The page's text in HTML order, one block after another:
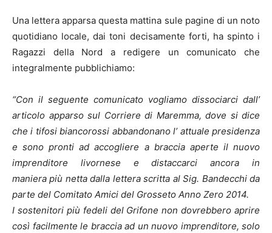
Una lettera apparsa questa mattina sule pagine di un noto
quotidiano locale, dai toni decisamente forti, ha spinto i
Ragazzi della Nord a redigere un comunicato che
integralmente pubblichiamo:
“Con il seguente comunicato vogliamo dissociarci dall’
articolo apparso sul Corriere di Maremma, dove si dice
che i tifosi biancorossi abbandonano l’ attuale presidenza
e sono pronti ad accogliere a braccia aperte il nuovo
imprenditore
livornese e distaccarci ancora in
maniera più netta dalla lettera scritta al Sig. Bandecchi da
parte del Comitato Amici del Grosseto Anno Zero 2014.
I sostenitori più fedeli del Grifone non dovrebbero aprire
così facilmente le braccia ad un nuovo imprenditore, solo